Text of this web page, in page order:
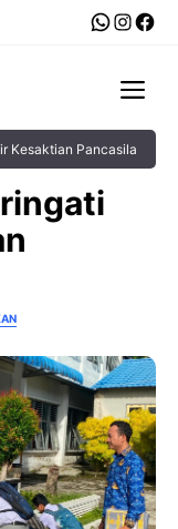
Kesaktian Pancasila